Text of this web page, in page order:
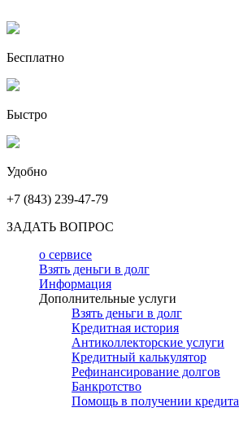
Бесплатно
Быстро
Удобно
+7 (843) 239-47-79
ЗАДАТЬ ВОПРОС
о сервисе
Взять деньги в долг
Информация
Дополнительные услуги
Взять деньги в долг
Кредитная история
Антиколлекторские услуги
Кредитный калькулятор
Рефинансирование долгов
Банкротство
Помощь в получении кредита